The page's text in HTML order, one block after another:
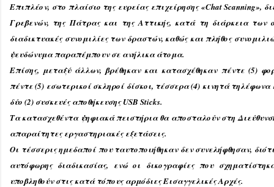
Επιπλέον, στο πλαίσιο της ευρείας επιχείρησης «Chat Scanning»,
Γρεβενών, της Πάτρας και της Αττικής, κατά τη διάρκεια των
διαδικτυακές συνομιλίες των δραστών, καθώς και πλήθος
ψευδώνυμα παραπέμπουν σε ανήλικα άτομα.
Επίσης, μεταξύ άλλων, βρέθηκαν και κατασχέθηκαν πέντε (5)
πέντε (5) εσωτερικοί σκληροί δίσκοι, τέσσερα (4) κινητά
δύο (2) συσκευές αποθήκευσης USB Sticks.
Τα κατασχεθέντα ψηφιακά πειστήρια θα αποσταλούν στη
απαραίτητες εργαστηριακές εξετάσεις.
Οι τέσσερις ημεδαποί που ταυτοποιήθηκαν δεν συνελήφθησαν,
αυτόφωρης διαδικασίας, ενώ οι δικογραφίες που
υποβληθούν στις κατά τόπους αρμόδιες Εισαγγελικές Αρχές.